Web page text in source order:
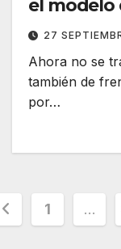
el modelo
27
Ahora no se
también de
por…
1 …